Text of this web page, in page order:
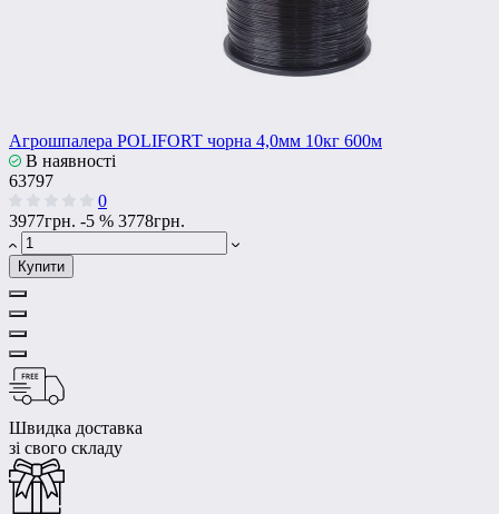
Агрошпалера POLIFORT чорна 4,0мм 10кг 600м
В наявності
63797
0
3977грн. -5 % 3778грн.
Купити
Швидка доставка
зі свого складу